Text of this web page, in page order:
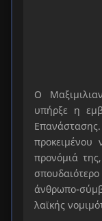
Ο
υπήρξε η
προκειμένου
προνόμιά
άνθρωπο-
λαϊκής